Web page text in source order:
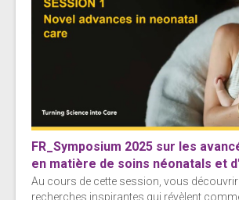
FR_Symposium 2025 sur les
en matière de soins néonatals et
Au cours de cette session, vous
recherches inspirantes qui révèlent